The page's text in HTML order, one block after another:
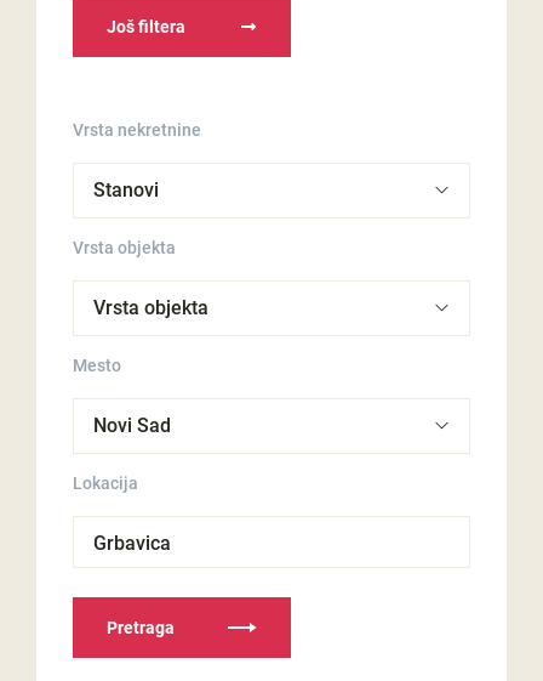
Još filtera
Vrsta nekretnine
Vrsta objekta
Mesto
Lokacija
Grbavica
Pretraga